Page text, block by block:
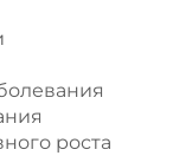
роста